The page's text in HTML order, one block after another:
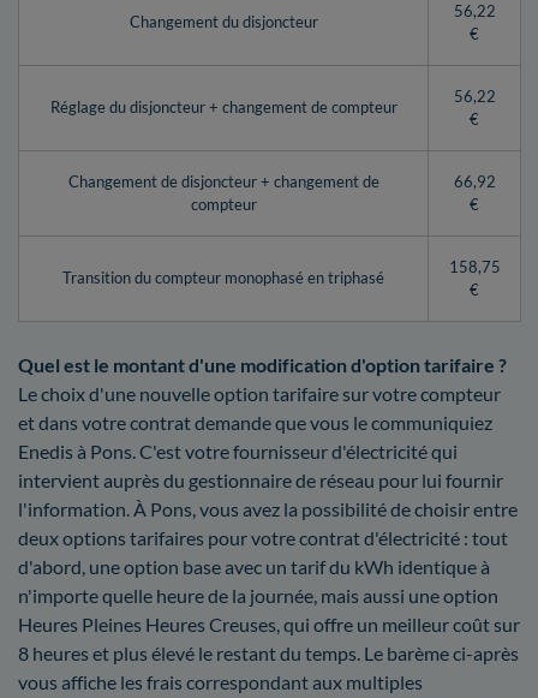
Changement du disjoncteur
56,22
€
Réglage du disjoncteur + changement de compteur
56,22
€
Changement de disjoncteur + changement de
compteur
66,92
€
Transition du compteur monophasé en triphasé
158,75
€
Quel est le montant d'une modification d'option tarifaire ?
Le choix d'une nouvelle option tarifaire sur votre compteur
et dans votre contrat demande que vous le communiquiez
Enedis à Pons. C'est votre fournisseur d'électricité qui
intervient auprès du gestionnaire de réseau pour lui fournir
l'information. À Pons, vous avez la possibilité de choisir entre
deux options tarifaires pour votre contrat d'électricité : tout
d'abord, une option base avec un tarif du kWh identique à
n'importe quelle heure de la journée, mais aussi une option
Heures Pleines Heures Creuses, qui offre un meilleur coût sur
8 heures et plus élevé le restant du temps. Le barème ci-après
vous affiche les frais correspondant aux multiples